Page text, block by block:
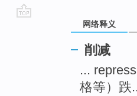
网络释义
削减
...
格等）跌